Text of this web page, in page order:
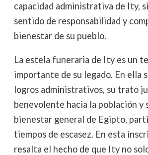
capacidad administrativa de Ity,
sentido de responsabilidad y
bienestar de su pueblo.
La estela funeraria de Ity es un
importante de su legado. En ella
logros administrativos, su trato
benevolente hacia la población y
bienestar general de Egipto,
tiempos de escasez. En esta
resalta el hecho de que Ity no